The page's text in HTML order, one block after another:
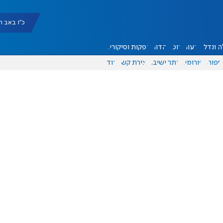
כ"ו באב
ונדל"ן דעות אוכל יהדות הפקות וסיקורים
ספורט פורומים אתר ישיבה יצירת קשר עוד